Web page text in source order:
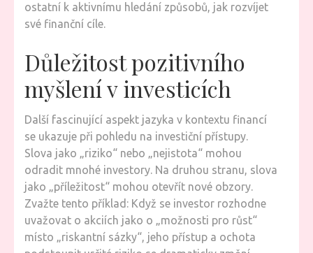
ostatní k aktivnímu hledání způsobů, jak rozvíjet
své finanční cíle.
Důležitost pozitivního
myšlení v investicích
Další fascinující aspekt jazyka v kontextu financí
se ukazuje při pohledu na investiční přístupy.
Slova jako „riziko“ nebo „nejistota“ mohou
odradit mnohé investory. Na druhou stranu, slova
jako „příležitost“ mohou otevřít nové obzory.
Zvažte tento příklad: Když se investor rozhodne
uvažovat o akciích jako o „možnosti pro růst“
místo „riskantní sázky“, jeho přístup a ochota